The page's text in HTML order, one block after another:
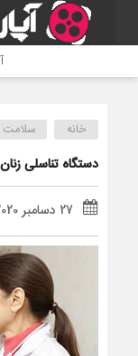
آهنگ
خانه سلامت
دستگاه تناسلی
27 دسامبر 2020 - 12:02